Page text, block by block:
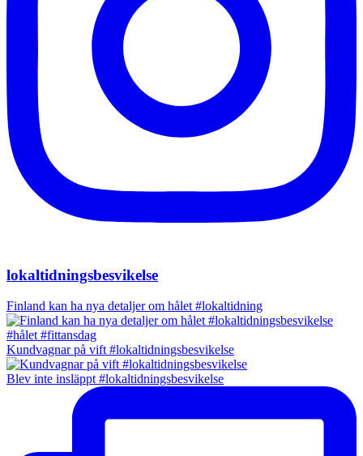
lokaltidningsbesvikelse
Finland kan ha nya detaljer om hålet #lokaltidning
Kundvagnar på vift #lokaltidningsbesvikelse
Blev inte insläppt #lokaltidningsbesvikelse